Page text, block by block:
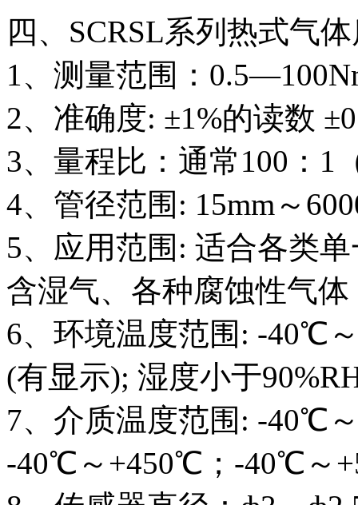
四、SCRSL系列热式气
1、测量范围：
2、准确度: ±1%的读数
3、量程比：通常100：1
4、管径范围: 15mm～
5、应用范围: 适合各类
含湿气、各种腐蚀性气体
6、环境温度范围: -40℃
(有显示); 湿度小于
7、介质温度范围: -40℃
-40℃～+450℃；-40℃～